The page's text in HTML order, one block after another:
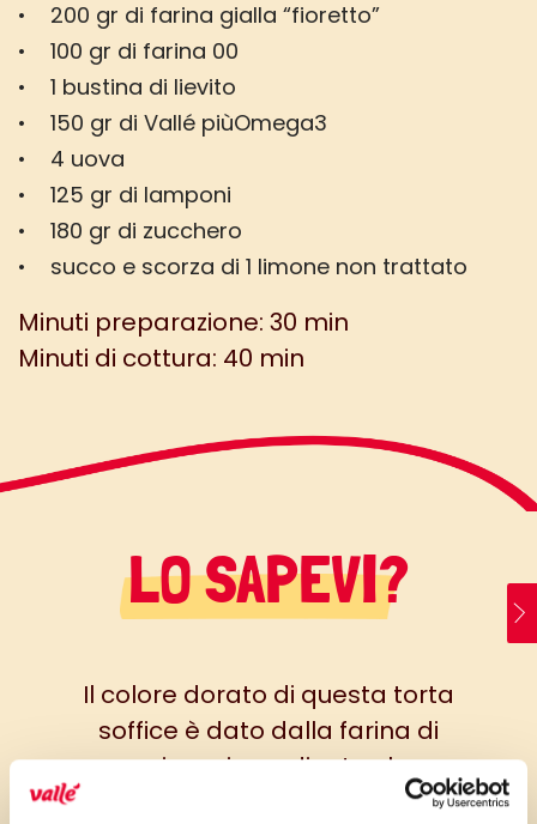
• 200 gr di farina gialla “fioretto”
• 100 gr di farina 00
• 1 bustina di lievito
• 150 gr di Vallé piùOmega3
• 4 uova
• 125 gr di lamponi
• 180 gr di zucchero
• succo e scorza di 1 limone non trattato
Minuti preparazione: 30 min
Minuti di cottura: 40 min
LO SAPEVI?
Il colore dorato di questa torta
soffice è dato dalla farina di
mais, un ingrediente che
renderà questa torta diversa